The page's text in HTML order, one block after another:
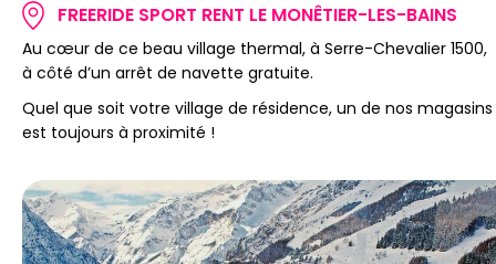
FREERIDE SPORT RENT LE MONÊTIER-LES-BAINS
Au cœur de ce beau village thermal, à Serre-Chevalier 1500,
à côté d’un arrêt de navette gratuite.
Quel que soit votre village de résidence, un de nos magasins
est toujours à proximité !